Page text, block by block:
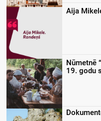
Aija
Nūmetnē
19. godu